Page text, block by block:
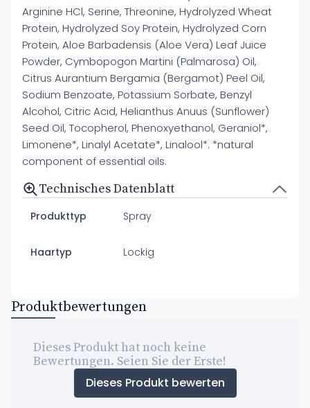
Arginine HCl, Serine, Threonine, Hydrolyzed Wheat
Protein, Hydrolyzed Soy Protein, Hydrolyzed Corn
Protein, Aloe Barbadensis (Aloe Vera) Leaf Juice
Powder, Cymbopogon Martini (Palmarosa) Oil,
Citrus Aurantium Bergamia (Bergamot) Peel Oil,
Sodium Benzoate, Potassium Sorbate, Benzyl
Alcohol, Citric Acid, Helianthus Anuus (Sunflower)
Seed Oil, Tocopherol, Phenoxyethanol, Geraniol*,
Limonene*, Linalyl Acetate*, Linalool*. *natural
component of essential oils.
Technisches Datenblatt
Produkttyp Spray
Haartyp Lockig
Produktbewertungen
Dieses Produkt hat noch keine
Bewertungen. Seien Sie der Erste!
Dieses Produkt bewerten